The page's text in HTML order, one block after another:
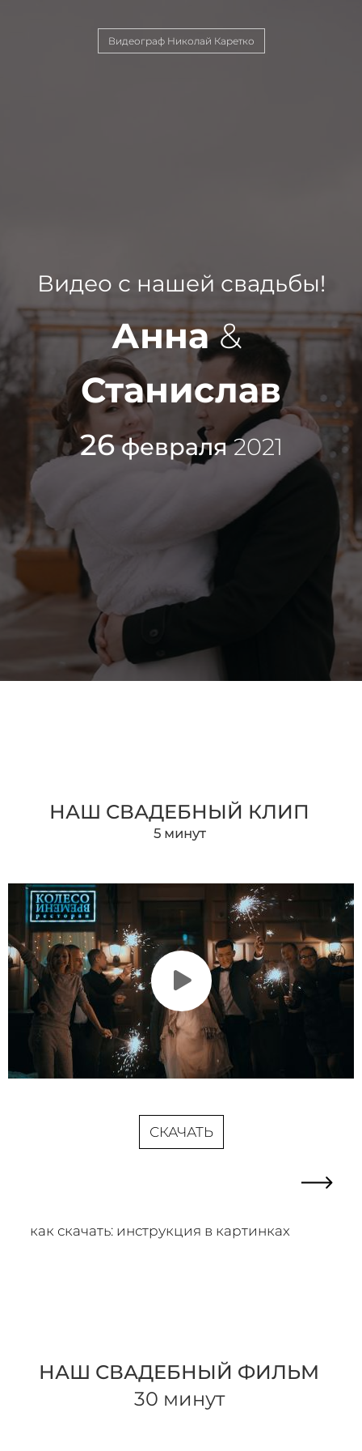
Видеограф Николай Каретко
Видео с нашей свадьбы!
Анна&
Станислав
26февраля2021
НАШ СВАДЕБНЫЙ КЛИП
5 минут
СКАЧАТЬ
как скачать: инструкция в картинках
НАШ СВАДЕБНЫЙ ФИЛЬМ
30 минут